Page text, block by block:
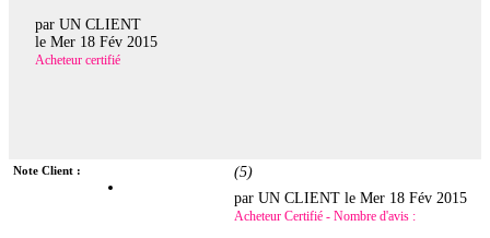
par UN CLIENT
le Mer 18 Fév 2015
Acheteur certifié
Note Client : (5)
par UN CLIENT leMer 18 Fév 2015
Acheteur Certifié - Nombre d'avis :